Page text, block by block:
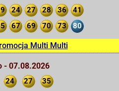
24 27 28 36
41
67 69 70 73 80
Multi Multi
- 07.08.2026
24 27 35